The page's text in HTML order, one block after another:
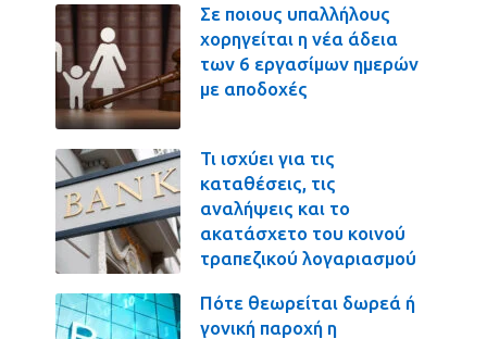
Σε ποιους υπαλλήλους
χορηγείται η νέα άδεια
των 6 εργασίμων ημερών
με αποδοχές
Τι ισχύει για τις
καταθέσεις, τις
αναλήψεις και το
ακατάσχετο του κοινού
τραπεζικού λογαριασμού
Πότε θεωρείται δωρεά ή
γονική παροχή η